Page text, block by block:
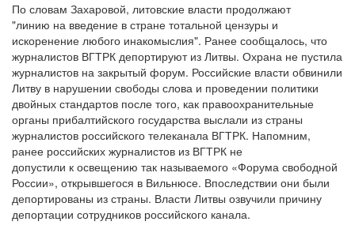
По словам Захаровой, литовские власти продолжают
"линию на введение в стране тотальной цензуры и
искоренение любого инакомыслия". Ранее сообщалось, что
журналистов ВГТРК депортируют из Литвы. Охрана не пустила
журналистов на закрытый форум. Российские власти обвинили
Литву в нарушении свободы слова и проведении политики
двойных стандартов после того, как правоохранительные
органы прибалтийского государства выслали из страны
журналистов российского телеканала ВГТРК. Напомним,
ранее российских журналистов из ВГТРК не
допустили к освещению так называемого «Форума свободной
России», открывшегося в Вильнюсе. Впоследствии они были
депортированы из страны. Власти Литвы озвучили причину
депортации сотрудников российского канала.